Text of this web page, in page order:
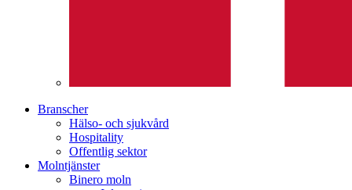
Branscher
Hälso- och sjukvård
Hospitality
Offentlig sektor
Molntjänster
Binero moln